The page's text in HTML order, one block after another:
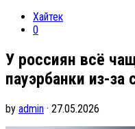
Хайтек
0
У россиян всё
пауэрбанки из-за
by admin · 27.05.2026